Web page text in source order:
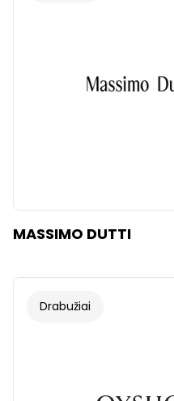
MASSIMO DUTTI
Drabužiai